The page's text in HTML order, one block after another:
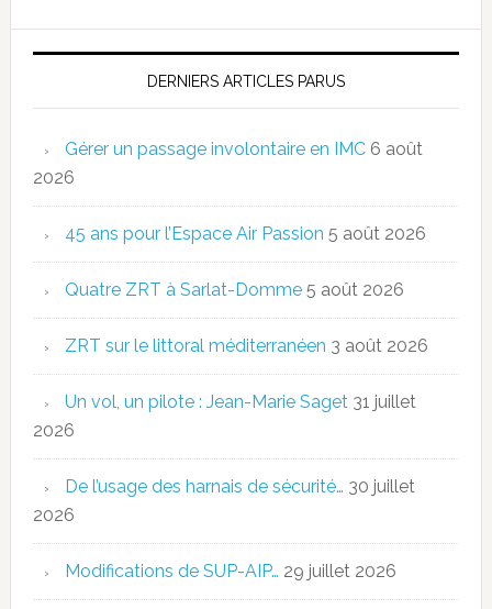
DERNIERS ARTICLES PARUS
Gérer un passage involontaire en IMC 6 août
2026
45 ans pour l’Espace Air Passion 5 août 2026
Quatre ZRT à Sarlat-Domme 5 août 2026
ZRT sur le littoral méditerranéen 3 août 2026
Un vol, un pilote : Jean-Marie Saget 31 juillet
2026
De l’usage des harnais de sécurité… 30 juillet
2026
Modifications de SUP-AIP… 29 juillet 2026